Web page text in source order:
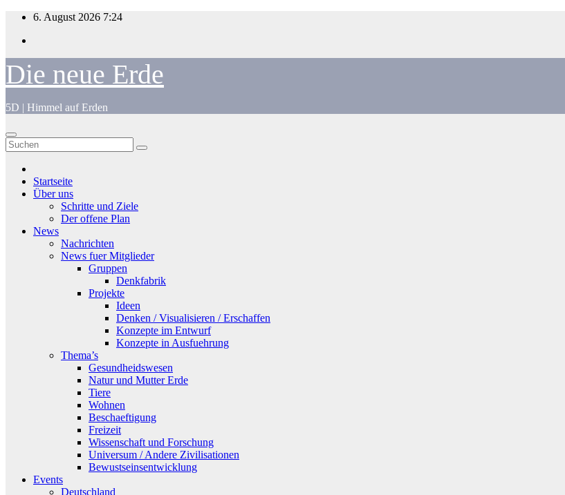
Zum
springen
6. August 2026 7:24
Die neue Erde
5D | Himmel auf Erden
Startseite
Über uns
Schritte und Ziele
Der offene Plan
News
Nachrichten
News fuer Mitglieder
Gruppen
Denkfabrik
Projekte
Ideen
Denken / Visualisieren / Erschaffen
Konzepte im Entwurf
Konzepte in Ausfuehrung
Thema’s
Gesundheidswesen
Natur und Mutter Erde
Tiere
Wohnen
Beschaeftigung
Freizeit
Wissenschaft und Forschung
Universum / Andere Zivilisationen
Bewustseinsentwicklung
Events
Deutschland